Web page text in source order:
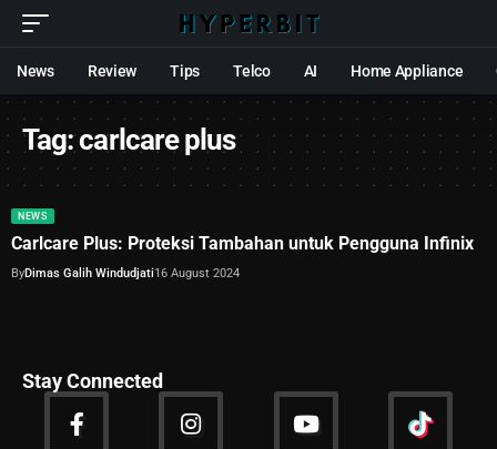
News Review Tips Telco AI Home Appliance
Tag:carlcare plus
NEWS
Carlcare Plus: Proteksi Tambahan untuk Pengguna Infinix
ByDimas Galih Windudjati16 August 2024
Stay Connected